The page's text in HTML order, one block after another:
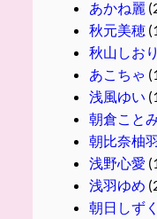
あかね麗
秋元美穂
秋山しおり
あこちゃ
浅風ゆい
朝倉こと
朝比奈柚羽
浅野心愛
浅羽ゆめ
朝日しずく